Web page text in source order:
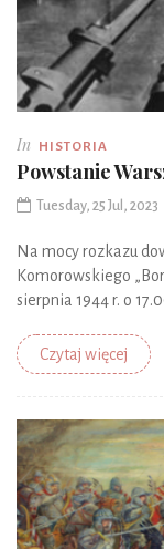
In HISTORIA
Powstanie
Tuesday, 25 Jul, 2023
Na mocy rozkazu
Komorowskiego
sierpnia 1944 r. o
Czytaj więcej